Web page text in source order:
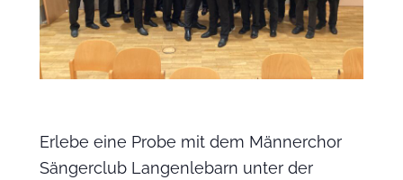
Erlebe eine Probe mit dem Männerchor
Sängerclub Langenlebarn unter der